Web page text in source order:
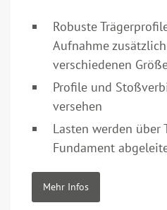
Robuste
Aufnahme
verschiedenen
Profile und
versehen
Lasten werden über
Fundament
Mehr Infos